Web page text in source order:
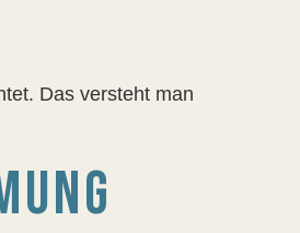
Das versteht man